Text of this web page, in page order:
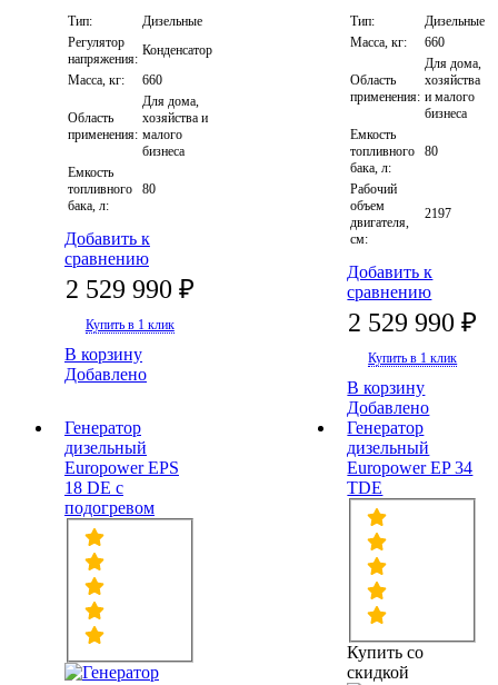
Тип:
Дизельные
Регулятор
напряжения:
Конденсатор
Масса, кг:
660
Область
применения:
Для дома,
хозяйства и
малого
бизнеса
Емкость
топливного
бака, л:
80
Добавить к
сравнению
2 529 990 ₽
Купить в 1 клик
В корзину
Добавлено
Тип:
Дизельные
Масса, кг:
660
Область
применения:
Для дома,
хозяйства
и малого
бизнеса
Емкость
топливного
бака, л:
80
Рабочий
объем
двигателя,
см:
2197
Добавить к
сравнению
2 529 990 ₽
Купить в 1 клик
В корзину
Добавлено
Генератор
дизельный
Europower EPS
18 DE с
подогревом
Генератор
дизельный
Europower EP 34
TDE
Купить со
скидкой